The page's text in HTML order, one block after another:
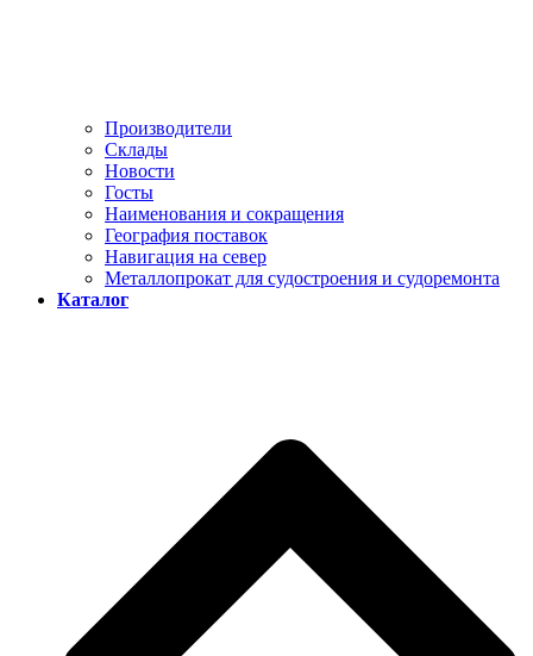
Производители
Склады
Новости
Госты
Наименования и сокращения
География поставок
Навигация на север
Металлопрокат для судостроения и судоремонта
Каталог